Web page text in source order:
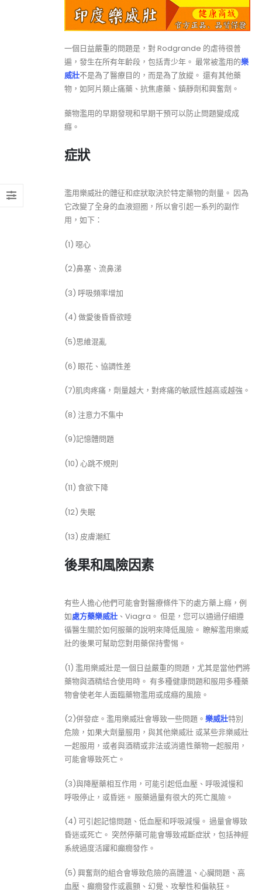
一個日益嚴重的問題是，對 Rodgrande 的虐待很普
遍，發生在所有年齡段，包括青少年。 最常被濫用的樂
威壯不是為了醫療目的，而是為了放縱。 還有其他藥
物，如阿片類止痛藥、抗焦慮藥、鎮靜劑和興奮劑。
藥物濫用的早期發現和早期干預可以防止問題變成成
癮。
症狀
濫用樂威壯的體征和症狀取決於特定藥物的劑量。 因為
它改變了全身的血液迴圈，所以會引起一系列的副作
用，如下：
(1) 噁心
(2)鼻塞、流鼻涕
(3) 呼吸頻率增加
(4) 做愛後昏昏欲睡
(5)思維混亂
(6) 眼花、協調性差
(7)肌肉疼痛，劑量越大，對疼痛的敏感性越高或越強。
(8) 注意力不集中
(9)記憶體問題
(10) 心跳不規則
(11) 食欲下降
(12) 失眠
(13) 皮膚潮紅
後果和風險因素
有些人擔心他們可能會對醫療條件下的處方藥上癮，例
如處方藥樂威壯 、Viagra。 但是，您可以通過仔細遵
循醫生關於如何服藥的說明來降低風險。 瞭解濫用樂威
壯的後果可幫助您對用藥保持警惕。
(1) 濫用樂威壯是一個日益嚴重的問題，尤其是當他們將
藥物與酒精結合使用時。 有多種健康問題和服用多種藥
物會使老年人面臨藥物濫用或成癮的風險。
(2)併發症。濫用樂威壯會導致一些問題。 樂威壯特別
危險，如果大劑量服用，與其他樂威壯 或某些非樂威壯
一起服用，或者與酒精或非法或消遣性藥物一起服用，
可能會導致死亡。
(3)與降壓藥相互作用，可能引起低血壓、呼吸減慢和
呼吸停止，或昏迷。 服藥過量有很大的死亡風險。
(4) 可引起記憶問題、低血壓和呼吸減慢。 過量會導致
昏迷或死亡。 突然停藥可能會導致戒斷症狀，包括神經
系統過度活躍和癲癇發作。
(5) 興奮劑的組合會導致危險的高體溫、心臟問題、高
血壓、癲癇發作或震顫、幻覺、攻擊性和偏執狂。